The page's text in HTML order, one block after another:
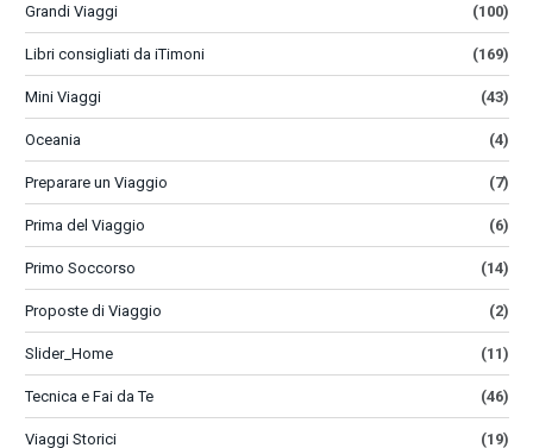
Grandi Viaggi (100)
Libri consigliati da iTimoni (169)
Mini Viaggi (43)
Oceania (4)
Preparare un Viaggio (7)
Prima del Viaggio (6)
Primo Soccorso (14)
Proposte di Viaggio (2)
Slider_Home (11)
Tecnica e Fai da Te (46)
Viaggi Storici (19)